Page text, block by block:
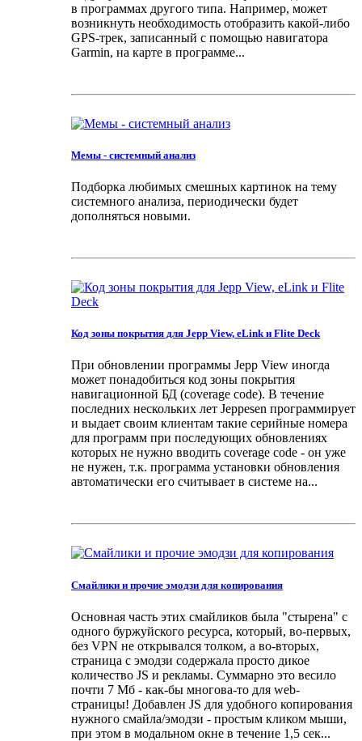
в программах другого типа. Например, может
возникнуть необходимость отобразить какой-либо
GPS-трек, записанный с помощью навигатора
Garmin, на карте в программе...
Мемы - системный анализ
Подборка любимых смешных картинок на тему
системного анализа, периодически будет
дополняться новыми.
Код зоны покрытия для Jepp View, eLink и Flite Deck
При обновлении программы Jepp View иногда
может понадобиться код зоны покрытия
навигационной БД (coverage code). В течение
последних нескольких лет Jeppesen программирует
и выдает своим клиентам такие серийные номера
для программ при последующих обновлениях
которых не нужно вводить coverage code - он уже
не нужен, т.к. программа установки обновления
автоматически его считывает в системе на...
Смайлики и прочие эмодзи для копирования
Основная часть этих смайликов была "стырена" с
одного буржуйского ресурса, который, во-первых,
без VPN не открывался толком, а во-вторых,
страница с эмодзи содержала просто дикое
количество JS и рекламы. Суммарно это весило
почти 7 Мб - как-бы многова-то для web-
страницы! Добавлен JS для удобного копирования
нужного смайла/эмодзи - простым кликом мыши,
при этом в модальном окне в течение 1,5 сек...